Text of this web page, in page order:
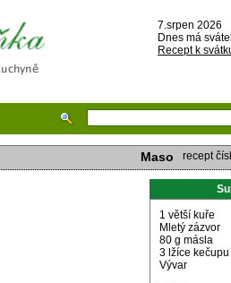
7.srpen 2026
Dnes má
Recept k
Maso recept
1 větší kuře
Mletý zázvor
80 g másla
3 lžíce kečupu
Vývar